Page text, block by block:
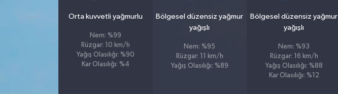
Orta kuvvetli yağmurlu
Nem: %99
Rüzgar: 10 km/h
Yağış Olasılığı: %90
Kar Olasılığı: %4
Bölgesel düzensiz yağmur
yağışlı
Nem: %95
Rüzgar: 11 km/h
Yağış Olasılığı: %89
Bölgesel düzensiz yağmur
yağışlı
Nem: %93
Rüzgar: 16 km/h
Yağış Olasılığı: %88
Kar Olasılığı: %12